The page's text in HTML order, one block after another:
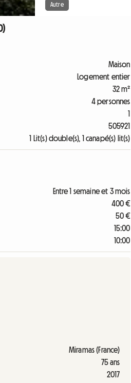
Autre
Maison
Logement entier
32 m²
4 personnes
1
505921
1 Lit(s) double(s), 1 canapé(s) lit(s)
Entre 1 semaine et 3 mois
400 €
50 €
15:00
10:00
Miramas (France)
75 ans
2017